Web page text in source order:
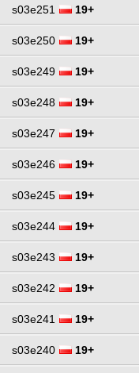
s03e251 19+
s03e250 19+
s03e249 19+
s03e248 19+
s03e247 19+
s03e246 19+
s03e245 19+
s03e244 19+
s03e243 19+
s03e242 19+
s03e241 19+
s03e240 19+